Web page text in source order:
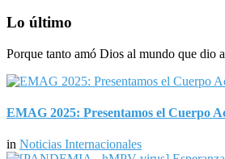
Lo último
Porque tanto amó Dios al mundo que dio
EMAG 2025: Presentamos el Cuerpo
in Noticias Internacionales